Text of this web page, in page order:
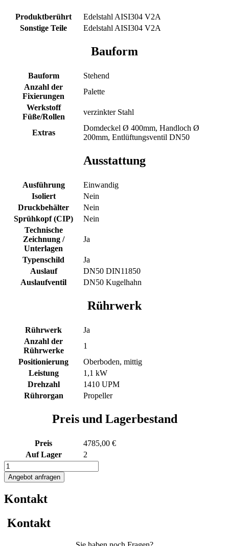
Produktberührt
Edelstahl AISI304 V2A
Sonstige Teile
Edelstahl AISI304 V2A
Bauform
Bauform
Stehend
Anzahl der
Fixierungen
Palette
Werkstoff
Füße/Rollen
verzinkter Stahl
Extras
Domdeckel Ø 400mm, Handloch Ø
200mm, Entlüftungsventil DN50
Ausstattung
Ausführung
Einwandig
Isoliert
Nein
Druckbehälter
Nein
Sprühkopf (CIP)
Nein
Technische
Zeichnung /
Unterlagen
Ja
Typenschild
Ja
Auslauf
DN50 DIN11850
Auslaufventil
DN50 Kugelhahn
Rührwerk
Rührwerk
Ja
Anzahl der
Rührwerke
1
Positionierung
Oberboden, mittig
Leistung
1,1 kW
Drehzahl
1410 UPM
Rührorgan
Propeller
Preis und Lagerbestand
Preis
4785,00 €
Auf Lager
2
1305L
Edelstahlbehälter
mit
Propellerrührwerk
Menge
Angebot anfragen
Kontakt
Kontakt